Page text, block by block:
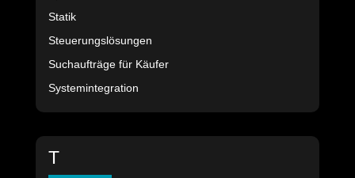
Statik
Steuerungslösungen
Suchaufträge für Käufer
Systemintegration
T